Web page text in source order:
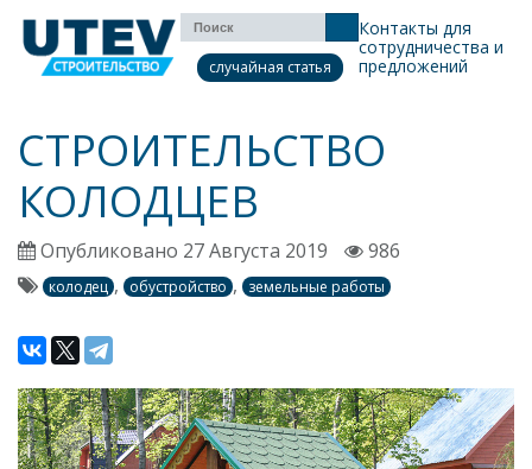
случайная статья
Контакты для
сотрудничества и
предложений
СТРОИТЕЛЬСТВО
КОЛОДЦЕВ
Опубликовано 27 Августа 2019 986
колодец , обустройство , земельные работы